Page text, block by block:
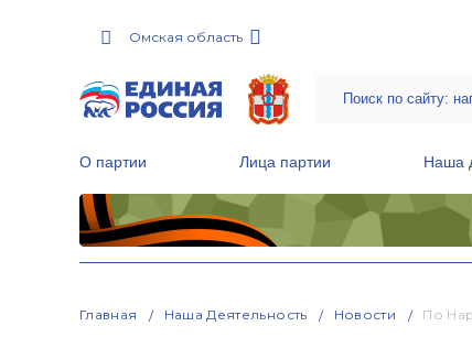
Омская область
О партии Лица партии Наша
Главная Наша Деятельность Новости По